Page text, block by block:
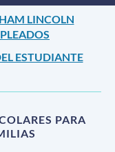
LINCOLN
ESTUDIANTE
PARA